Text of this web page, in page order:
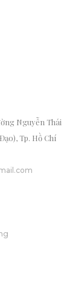
Nguyễn Thái
Tp. Hồ Chí